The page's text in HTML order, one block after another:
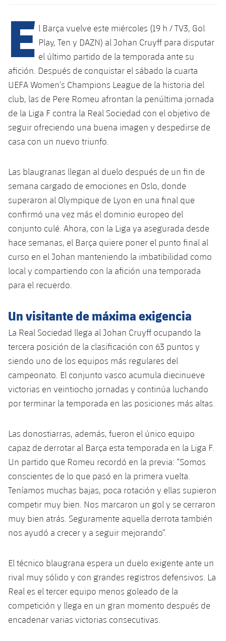
plusicon
más
Instalaciones
Spotify Camp Nou
Palau Blaugrana
Estadi Johan Cruyff
Barça Cafe
Ciutat Esportiva
La Masia
plusicon
más
Servicios
Servicios Médicos
Accesibilidad
plusicon
más
Instalaciones
SUB12
SUB11 A
SUB11 B
SUB10 A
SUB10 B
SUB9 A
SUB9 B
SUB8 B
SUB13 B
SUB12 C
SUB11 C
Entradas
Gameday Shows
Resultados
Clasificación
Jugadores
Historia
Palmarés
Barça Atlètic
Junior
Cadete A
Cadete B
Infantil A
PLUSICON
MÁS
Primer Equipo
plusicon
más
Actualidad
Calendario
Clasificaciones
Jugadores
Historia
Palmarés
Barça Atlètic
plusicon
más
Actualidad
Calendario
Clasificaciones
Jugadores
Fotos
Base
plusicon
más
Actualidad
Cadete A
Cadete B
Infantil A
Infantil B
Primer equipo
plusicon
más
Actualidad
Calendario
Entradas
Resultados
Jugadors
Fotos
Palmarés
Historia
Barça Atlètic
plusicon
más
Actualidad
Calendario
Resultados
Base
plusicon
más
Actualidad
Juvenil
Infantil
Alevín
Campus Verano
PLUSICON
MÁS
plusicon
más
Actualidad
Calendario
Resultados
Clasificaciones
Jugadores
Historia
Palmarés
Barça Atlètic
plusicon
más
Actualidad
Calendario
Jugadores
Clasificaciones
Base
plusicon
más
Actualidad
Junior
Juvenil
Infantil
Alevín
Campus Verano
plusicon
más
Noticias
Atletismo
plusicon
más
Actualidad
Masculino
Agenda
Baloncesto en silla de ruedas
plusicon
más
Actualidad
Calendario
Resultados
Clasificaciones
Hockey sobre hielo
plusicon
más
Jugadores
Calendario
plusicon
más
Noticias
Hockey Hierba Masculino
Patinaje artístico
plusicon
más
Actualidad
Escuela de Patinaje
E l Barça vuelve este miércoles (19 h / TV3, Gol
Play, Ten y DAZN) al Johan Cruyff para disputar
el último partido de la temporada ante su
afición. Después de conquistar el sábado la cuarta
UEFA Women’s Champions League de la historia del
club, las de Pere Romeu afrontan la penúltima jornada
de la Liga F contra la Real Sociedad con el objetivo de
seguir ofreciendo una buena imagen y despedirse de
casa con un nuevo triunfo.
Las blaugranas llegan al duelo después de un fin de
semana cargado de emociones en Oslo, donde
superaron al Olympique de Lyon en una final que
confirmó una vez más el dominio europeo del
conjunto culé. Ahora, con la Liga ya asegurada desde
hace semanas, el Barça quiere poner el punto final al
curso en el Johan manteniendo la imbatibilidad como
local y compartiendo con la afición una temporada
para el recuerdo.
Un visitante de máxima exigencia
La Real Sociedad llega al Johan Cruyff ocupando la
tercera posición de la clasificación con 63 puntos y
siendo uno de los equipos más regulares del
campeonato. El conjunto vasco acumula diecinueve
victorias en veintiocho jornadas y continúa luchando
por terminar la temporada en las posiciones más altas.
Las donostiarras, además, fueron el único equipo
capaz de derrotar al Barça esta temporada en la Liga F.
Un partido que Romeu recordó en la previa: “Somos
conscientes de lo que pasó en la primera vuelta.
Teníamos muchas bajas, poca rotación y ellas supieron
competir muy bien. Nos marcaron un gol y se cerraron
muy bien atrás. Seguramente aquella derrota también
nos ayudó a crecer y a seguir mejorando”.
El técnico blaugrana espera un duelo exigente ante un
rival muy sólido y con grandes registros defensivos. La
Real es el tercer equipo menos goleado de la
competición y llega en un gran momento después de
encadenar varias victorias consecutivas.